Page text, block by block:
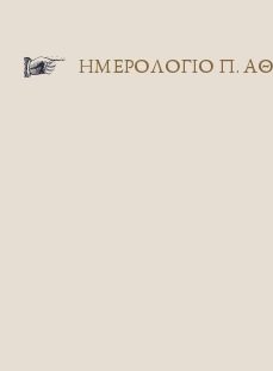
ΗΜΕΡΟΛΟΓΙΟ Π.